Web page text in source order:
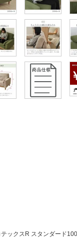
ックスR スタンダード